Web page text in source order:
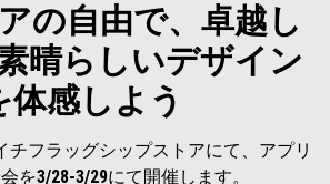
の自由で、卓越し
晴らしいデザイン
体感しよう
チフラッグシップストアにて、アプリ
を3/28-3/29にて開催します。